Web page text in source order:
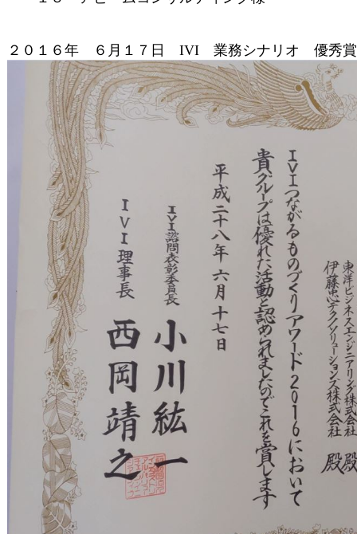
２０１６年 ６月１７日 IVI 業務シナリオ 優秀賞